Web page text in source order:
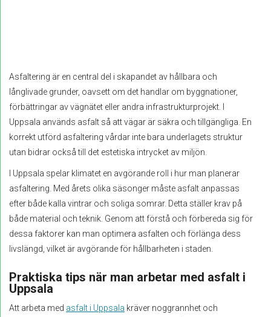
Asfaltering är en central del i skapandet av hållbara och
långlivade grunder, oavsett om det handlar om byggnationer,
förbättringar av vägnätet eller andra infrastrukturprojekt. I
Uppsala används asfalt så att vägar är säkra och tillgängliga. En
korrekt utförd asfaltering vårdar inte bara underlagets struktur
utan bidrar också till det estetiska intrycket av miljön.
I Uppsala spelar klimatet en avgörande roll i hur man planerar
asfaltering. Med årets olika säsonger måste asfalt anpassas
efter både kalla vintrar och soliga somrar. Detta ställer krav på
både material och teknik. Genom att förstå och förbereda sig för
dessa faktorer kan man optimera asfalten och förlänga dess
livslängd, vilket är avgörande för hållbarheten i staden.
Praktiska tips när man arbetar med asfalt i
Uppsala
Att arbeta med asfalt i Uppsala kräver noggrannhet och